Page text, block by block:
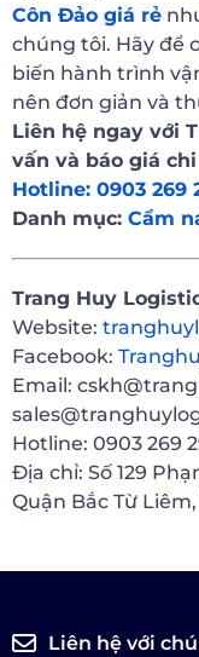
Côn Đảo giá rẻ
chúng tôi. Hãy để
biến hành trình
nên đơn giản và
Liên hệ ngay với
vấn và báo giá
Hotline: 0903 269
Danh mục: Cẩm
Trang Huy
Website:
Facebook:
Email:
Hotline: 0903 269
Địa chỉ: Số 129
Quận Bắc Từ
Liên hệ với